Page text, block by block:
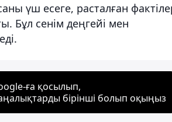
үш есеге, расталған
Бұл сенім деңгейі мен
ға қосылып,
бірінші болып оқыңыз